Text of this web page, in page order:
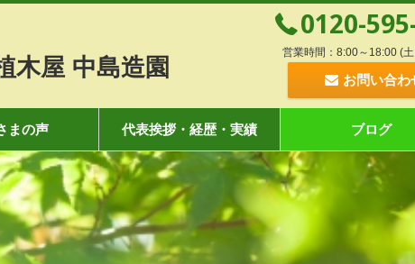
木屋 中島造園
0120-
営業時間：8:00～18:00 (
お問い合わ
まの声 代表挨拶・経歴・実績 ブログ